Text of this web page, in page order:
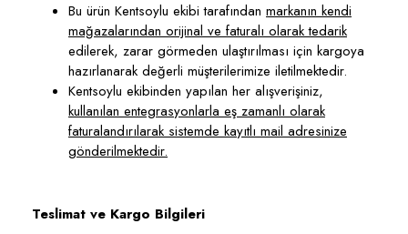
Bu ürün Kentsoylu ekibi tarafından markanın kendi
mağazalarından orijinal ve faturalı olarak tedarik
edilerek, zarar görmeden ulaştırılması için kargoya
hazırlanarak değerli müşterilerimize iletilmektedir.
Kentsoylu ekibinden yapılan her alışverişiniz,
kullanılan entegrasyonlarla eş zamanlı olarak
faturalandırılarak sistemde kayıtlı mail adresinize
gönderilmektedir.
Teslimat ve Kargo Bilgileri